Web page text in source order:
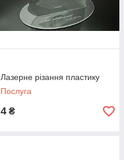
Лазерне різання пластику
Послуга
4 ₴